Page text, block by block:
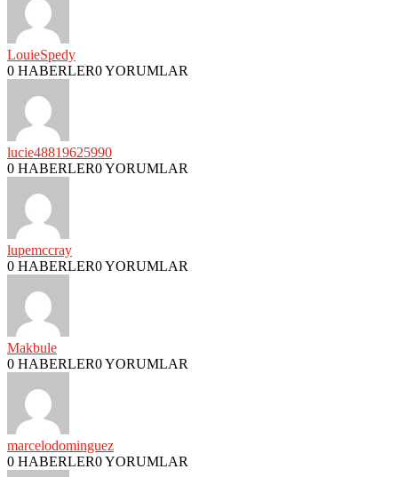
LouieSpedy
0 HABERLER0 YORUMLAR
lucie48819625990
0 HABERLER0 YORUMLAR
lupemccray
0 HABERLER0 YORUMLAR
Makbule
0 HABERLER0 YORUMLAR
marcelodominguez
0 HABERLER0 YORUMLAR